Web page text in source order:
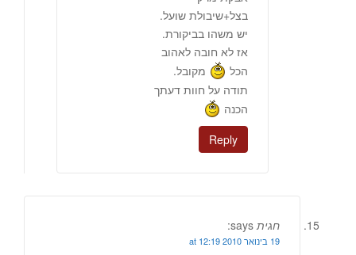
בצל+שיבולת שועל.
יש משהו בביקורת.
אז לא חובה לאהוב
הכל
מקובל.
תודה על חוות דעתך
הכנה
Reply
חגית says:
19 בינואר 2010 at 12:19